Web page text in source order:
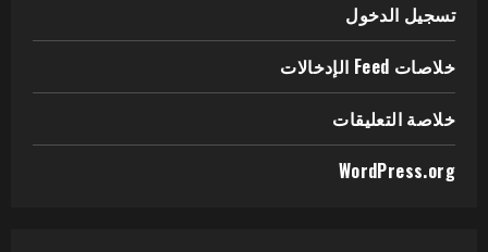
تسجيل الدخول
خلاصات Feed الإدخالات
خلاصة التعليقات
WordPress.org